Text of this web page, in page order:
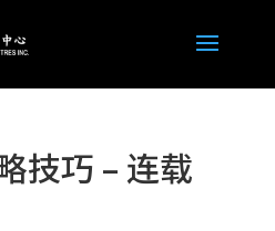
技巧 – 连载